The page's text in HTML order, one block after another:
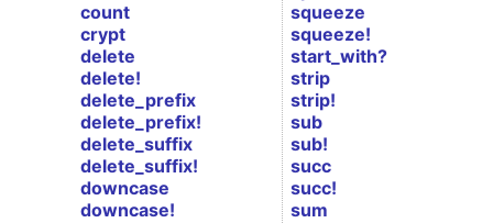
count
crypt
delete
delete!
delete_prefix
delete_prefix!
delete_suffix
delete_suffix!
downcase
downcase!
squeeze
squeeze!
start_with?
strip
strip!
sub
sub!
succ
succ!
sum